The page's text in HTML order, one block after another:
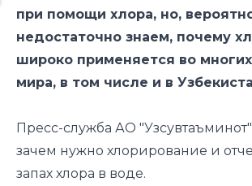
при помощи хлора, но,
недостаточно знаем, почему
широко применяется во
мира, в том числе и в
Пресс-служба АО
зачем нужно хлорирование и
запах хлора в воде.